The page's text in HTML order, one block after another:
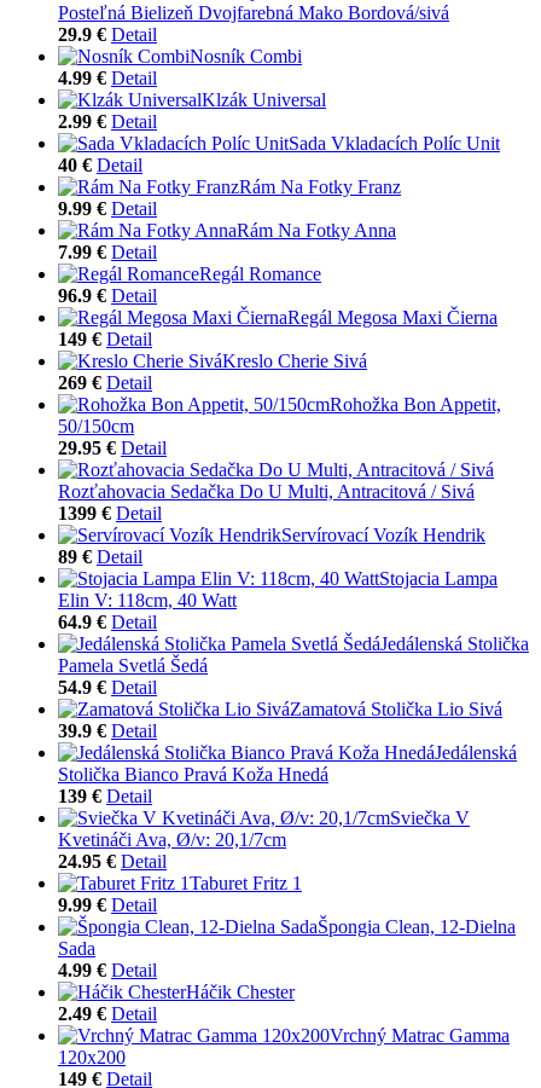
Posteľná Bielizeň Dvojfarebná Mako Bordová/sivá
29.9 € Detail
Nosník Combi
4.99 € Detail
Klzák Universal
2.99 € Detail
Sada Vkladacích Políc Unit
40 € Detail
Rám Na Fotky Franz
9.99 € Detail
Rám Na Fotky Anna
7.99 € Detail
Regál Romance
96.9 € Detail
Regál Megosa Maxi Čierna
149 € Detail
Kreslo Cherie Sivá
269 € Detail
Rohožka Bon Appetit,
50/150cm
29.95 € Detail
Rozťahovacia Sedačka Do U Multi, Antracitová / Sivá
1399 € Detail
Servírovací Vozík Hendrik
89 € Detail
Stojacia Lampa
Elin V: 118cm, 40 Watt
64.9 € Detail
Jedálenská Stolička
Pamela Svetlá Šedá
54.9 € Detail
Zamatová Stolička Lio Sivá
39.9 € Detail
Jedálenská
Stolička Bianco Pravá Koža Hnedá
139 € Detail
Sviečka V
Kvetináči Ava, Ø/v: 20,1/7cm
24.95 € Detail
Taburet Fritz 1
9.99 € Detail
Špongia Clean, 12-Dielna
Sada
4.99 € Detail
Háčik Chester
2.49 € Detail
Vrchný Matrac Gamma
120x200
149 € Detail